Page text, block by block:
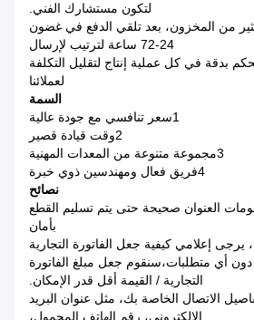
لتكون مستشارك الفني.
من المخزون، بعد تلقي الدفع في غضون
24-72 ساعة لترتيب لإرسال
بدقة في كل عملية إنتاج لتقليل التكلفة
لعملائنا
السمة
1سعر تنافسي مع جودة عالية
2وقت قيادة قصير
3مجموعة متنوعة من المعدات المهنية
4فريق فعال ومهندسين ذوي خبرة
نصائح
العنوان صحيحة حتى يتم تسليم القطع
بأمان
يرجى إعلامي كيفية جعل الفاتورة التجارية
دون أي متطلبات،سنقوم جعل مبلغ الفاتورة
التجارية / القيمة أقل قدر الإمكان.
الاتصال الخاصة بك، مثل عنوان البريد
الإلكتروني، رقم الهاتف المحمول،